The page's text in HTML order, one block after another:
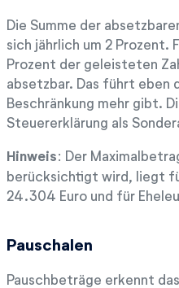
Die Summe der
sich jährlich um 2 Prozent.
Prozent der geleisteten
absetzbar. Das führt eben
Beschränkung mehr gibt.
Steuererklärung als
Hinweis: Der
berücksichtigt wird, liegt
24.304 Euro und für
Pauschalen
Pauschbeträge erkennt